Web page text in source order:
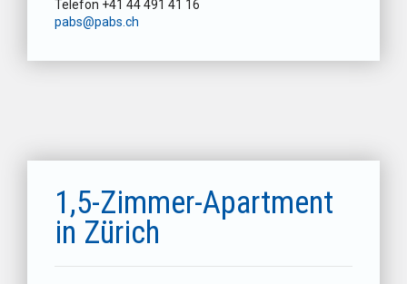
Telefon +41 44 491 41 16
pabs@pabs.ch
1,5-Zimmer-Apartment
in Zürich